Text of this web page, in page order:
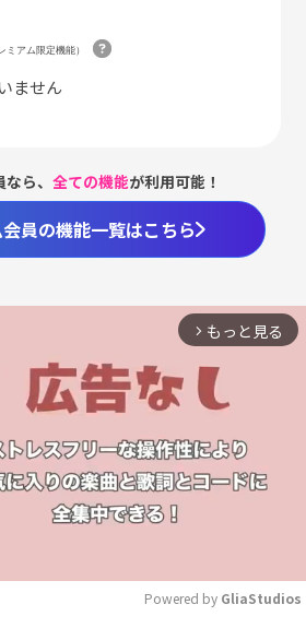
ミアム限定機能）
ません
なら、全ての機能が利用可能！
員の機能一覧はこちら
arrow_forward_ios もっと見る
Powered by GliaStudios